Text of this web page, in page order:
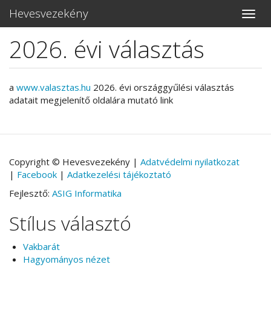
Ugrás
tartalomra
Hevesvezekény
Toggle
2026. évi választás
a www.valasztas.hu 2026. évi országgyűlési választás
adatait megjelenítő oldalára mutató link
Copyright © Hevesvezekény | Adatvédelmi nyilatkozat
| Facebook | Adatkezelési tájékoztató
Fejlesztő: ASIG Informatika
Stílus választó
Vakbarát
Hagyományos nézet